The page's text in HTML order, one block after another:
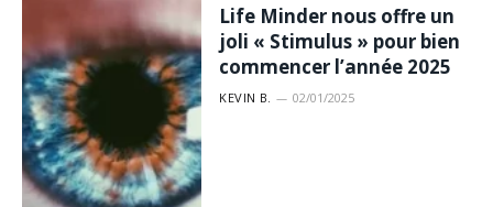
Life Minder nous offre un
joli « Stimulus » pour bien
commencer l’année 2025
KEVIN B. 02/01/2025